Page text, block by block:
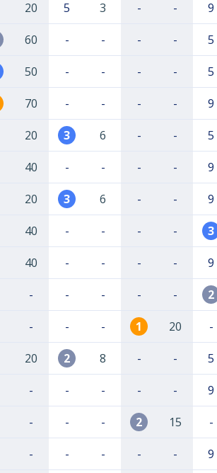
20 5 3 - - 9
60 - - - - 5
50 - - - - 5
70 - - - - 9
20 3 6 - - 5
40 - - - - 9
20 3 6 - - 9
40 - - - - 3
40 - - - - 9
- - - - - 2
- - - 1 20 -
20 2 8 - - 5
- - - - - 9
- - - 2 15 -
- - - - - 9